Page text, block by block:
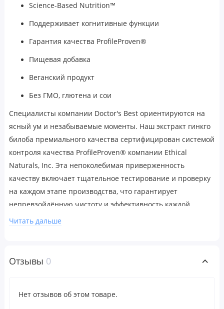
Science-Based Nutrition™
Поддерживает когнитивные функции
Гарантия качества ProfileProven®
Пищевая добавка
Веганский продукт
Без ГМО, глютена и сои
Специалисты компании Doctor's Best ориентируются на
ясный ум и незабываемые моменты. Наш экстракт гинкго
билоба премиального качества сертифицирован системой
контроля качества ProfileProven® компании Ethical
Naturals, Inc. Эта непоколебимая приверженность
качеству включает тщательное тестирование и проверку
на каждом этапе производства, что гарантирует
непревзойдённую чистоту и эффективность каждой
капсулы.
по 1 капсуле в день независимо от приема пищи или в
Читать дальше
Отзывы 0
Нет отзывов об этом товаре.